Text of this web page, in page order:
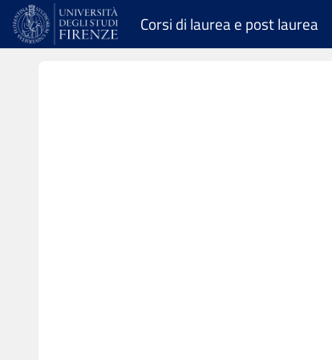
Vai al contenuto principale
Corsi di laurea e post laurea